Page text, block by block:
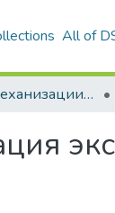
All of
Факультет механизации сельского хозяйства